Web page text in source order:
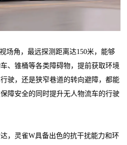
角，最远探测距离达150米，能够
、锥桶等各类障碍物，提前获取环境
驶，还是狭窄巷道的转向避障，都能
障安全的同时提升无人物流车的行驶
灵雀W具备出色的抗干扰能力和环